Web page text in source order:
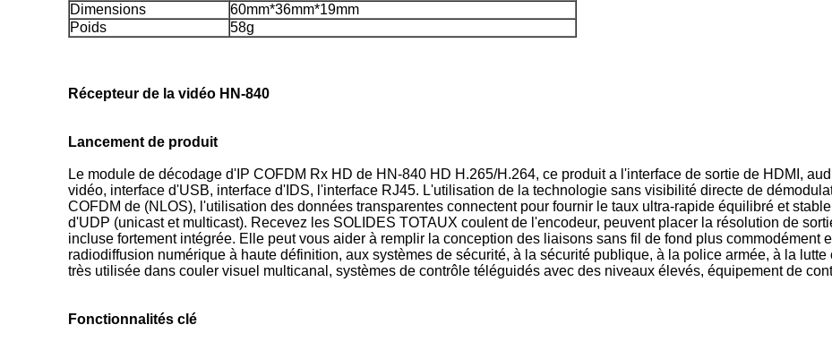
Dimensions
60mm*36mm*19mm
Poids
58g
Récepteur de la vidéo HN-840
Lancement de produit
Le module de décodage d'IP COFDM Rx HD de HN-840 HD H.265/H.264, ce produit a l'interface de sortie de HDMI,
vidéo, interface d'USB, interface d'IDS, l'interface RJ45. L'utilisation de la technologie sans visibilité directe de
COFDM de (NLOS), l'utilisation des données transparentes connectent pour fournir le taux ultra-rapide équilibré et
d'UDP (unicast et multicast). Recevez les SOLIDES TOTAUX coulent de l'encodeur, peuvent placer la résolution de
incluse fortement intégrée. Elle peut vous aider à remplir la conception des liaisons sans fil de fond plus commodément
radiodiffusion numérique à haute définition, aux systèmes de sécurité, à la sécurité publique, à la police armée, à la
très utilisée dans couler visuel multicanal, systèmes de contrôle téléguidés avec des niveaux élevés, équipement de
Fonctionnalités clé